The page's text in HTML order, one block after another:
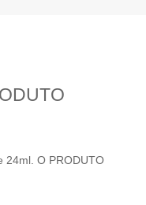
24ml. O PRODUTO